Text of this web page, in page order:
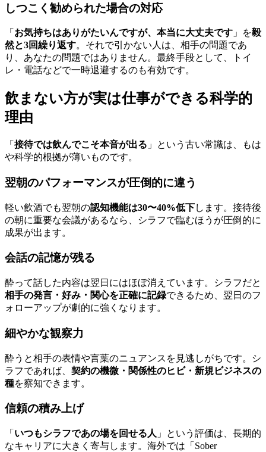
しつこく勧められた場合の対応
「 お気持ちはありがたいんですが、本当に大丈夫です 」を毅
然と3回繰り返す。それで引かない人は、相手の問題であ
り、あなたの問題ではありません。最終手段として、トイ
レ・電話などで一時退避するのも有効です。
飲まない方が実は仕事ができる科学的
理由
「 接待では飲んでこそ本音が出る 」という古い常識は、もは
や科学的根拠が薄いものです。
翌朝のパフォーマンスが圧倒的に違う
軽い飲酒でも翌朝の認知機能は30〜40%低下します。接待後
の朝に重要な会議があるなら、シラフで臨むほうが圧倒的に
成果が出ます。
会話の記憶が残る
酔って話した内容は翌日にはほぼ消えています。シラフだと
相手の発言・好み・関心を正確に記録できるため、翌日のフ
ォローアップが劇的に強くなります。
細やかな観察力
酔うと相手の表情や言葉のニュアンスを見逃しがちです。シ
ラフであれば、 契約の機微・関係性のヒビ・新規ビジネスの
種を察知できます。
信頼の積み上げ
「 いつもシラフであの場を回せる人 」という評価は、長期的
なキャリアに大きく寄与します。海外では「Sober